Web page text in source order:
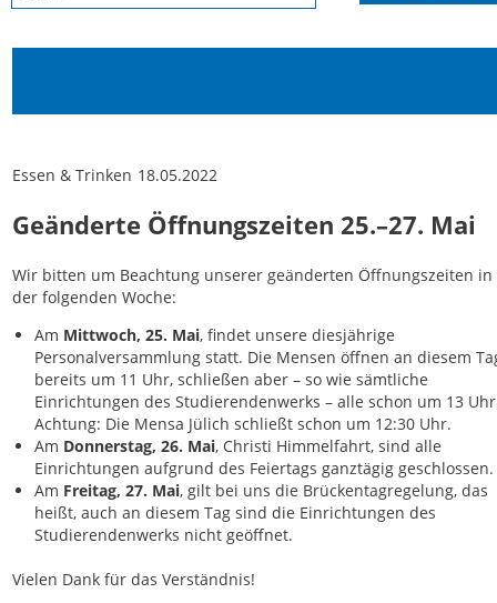
Essen & Trinken 18.05.2022
Geänderte Öffnungszeiten 25.–27. Mai
Wir bitten um Beachtung unserer geänderten Öffnungszeiten in
der folgenden Woche:
Am Mittwoch, 25. Mai, findet unsere diesjährige
Personalversammlung statt. Die Mensen öffnen an diesem
bereits um 11 Uhr, schließen aber – so wie sämtliche
Einrichtungen des Studierendenwerks – alle schon um 13
Achtung: Die Mensa Jülich schließt schon um 12:30 Uhr.
Am Donnerstag, 26. Mai, Christi Himmelfahrt, sind alle
Einrichtungen aufgrund des Feiertags ganztägig geschlossen.
Am Freitag, 27. Mai, gilt bei uns die Brückentagregelung, das
heißt, auch an diesem Tag sind die Einrichtungen des
Studierendenwerks nicht geöffnet.
Vielen Dank für das Verständnis!